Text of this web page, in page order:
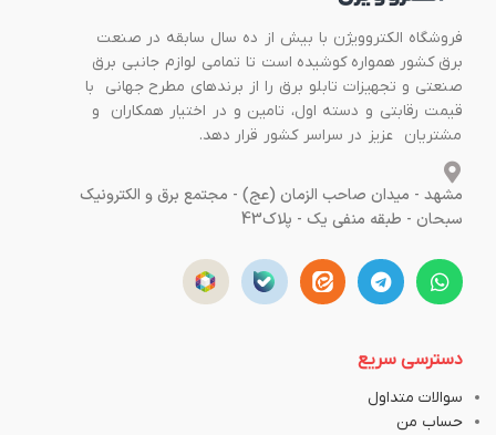
فروشگاه الکتروویژن با بیش از ده سال سابقه در صنعت
برق کشور همواره کوشیده است تا تمامی لوازم جانبی برق
صنعتی و تجهیزات تابلو برق را از برندهای مطرح جهانی با
قیمت رقابتی و دسته اول، تامین و در اختیار همکاران و
مشتریان عزیز در سراسر کشور قرار دهد.
مشهد - میدان صاحب الزمان (عج) - مجتمع برق و الکترونیک
سبحان - طبقه منفی یک - پلاک43
دسترسی سریع
سوالات متداول
حساب من